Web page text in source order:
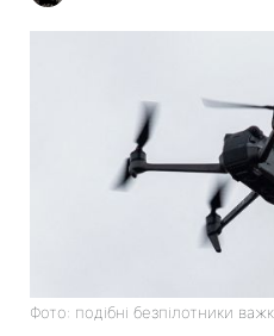
Фото: подібні безпілотники